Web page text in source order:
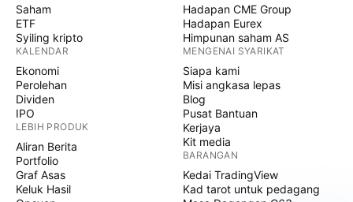
Saham
ETF
Syiling kripto
KALENDAR
Ekonomi
Perolehan
Dividen
IPO
LEBIH PRODUK
Aliran Berita
Portfolio
Graf Asas
Keluk Hasil
Hadapan CME Group
Hadapan Eurex
Himpunan saham AS
MENGENAI SYARIKAT
Siapa kami
Misi angkasa lepas
Blog
Pusat Bantuan
Kerjaya
Kit media
BARANGAN
Kedai TradingView
Kad tarot untuk pedagang